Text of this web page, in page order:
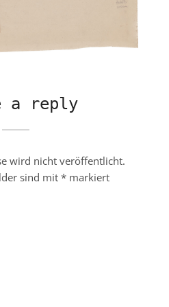
a reply
wird nicht veröffentlicht.
sind mit *markiert